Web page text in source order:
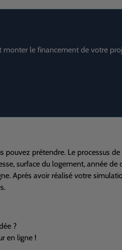
monter le financement de votre
pouvez prétendre. Le processus
surface du logement, année de
Après avoir réalisé votre
?
en ligne !